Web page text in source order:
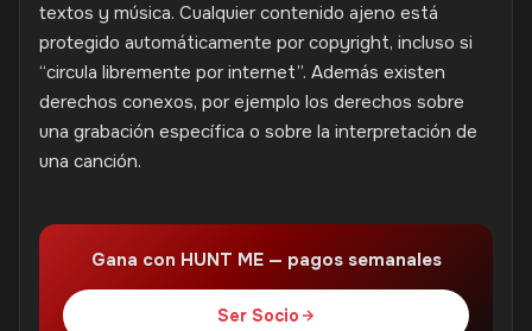
textos y música. Cualquier contenido ajeno está
protegido automáticamente por copyright, incluso si
“circula libremente por internet”. Además existen
derechos conexos, por ejemplo los derechos sobre
una grabación específica o sobre la interpretación de
una canción.
Gana con HUNT ME — pagos semanales
Ser Socio